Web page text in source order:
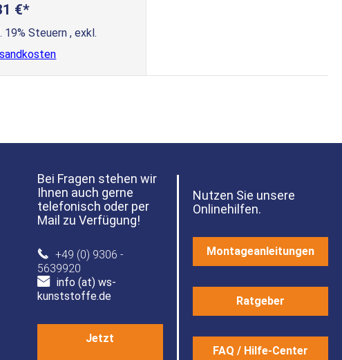
€
19% Steuern, exkl.
Bei Fragen stehen wir
Ihnen auch gerne
telefonisch oder per
Mail zu Verfügung!
+49 (0) 9306 -
5639920
info (at) ws-
kunststoffe.de
Jetzt
Nutzen Sie unsere
Onlinehilfen.
Montageanleitungen
Ratgeber
FAQ / Hilfe-Center